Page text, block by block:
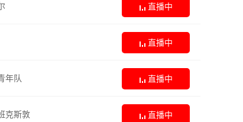
直播中
直播中
年队 直播中
克斯敦 直播中